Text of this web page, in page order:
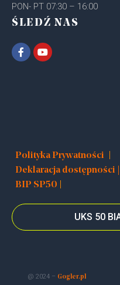
PON- PT 07:30 – 16:00
ŚLEDŹ NAS
Polityka Prywatności
Deklaracja dostępności |
BIP SP50
UKS 50
@ 2024 – Gogler.pl